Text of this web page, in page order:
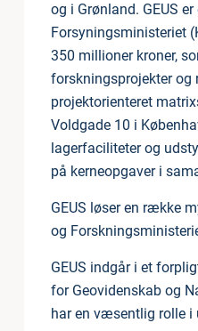
og i Grønland. GEUS
Forsyningsministeriet
350 millioner kroner,
forskningsprojekter og
projektorienteret
Voldgade 10 i
lagerfaciliteter og
på kerneopgaver i
GEUS løser en række
og
GEUS indgår i et
for Geovidenskab og
har en væsentlig rolle i